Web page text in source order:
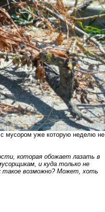
мусором уже которую неделю не
которая обожает лазать в
и куда только не
такое возможно? Может, хоть